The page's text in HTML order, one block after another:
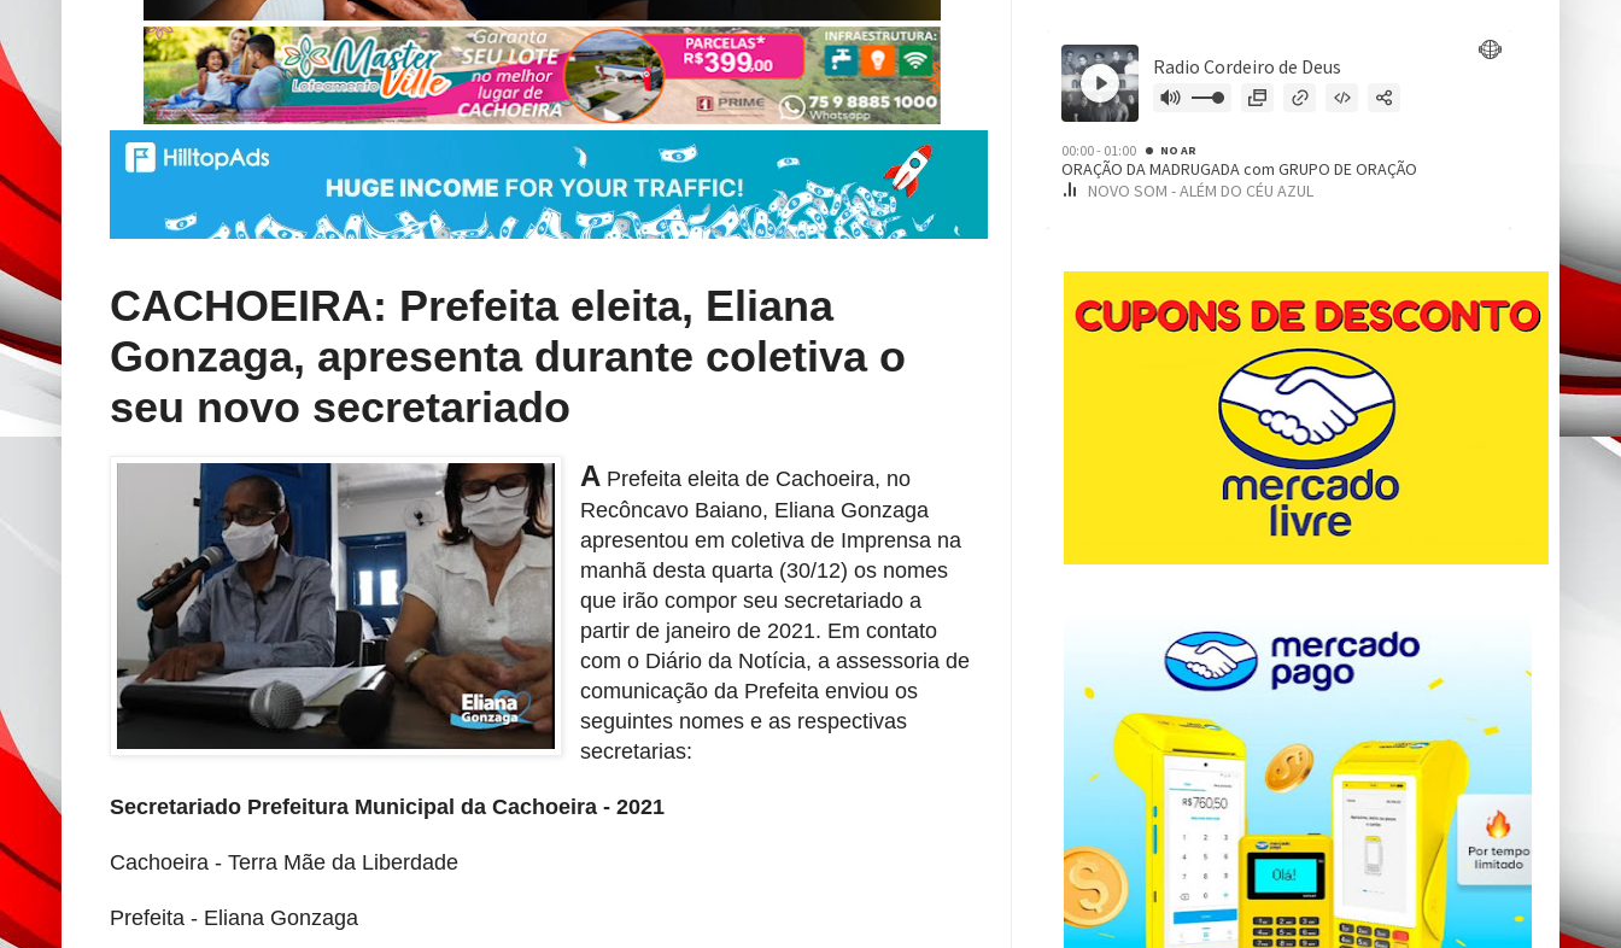
CACHOEIRA: Prefeita eleita, Eliana
Gonzaga, apresenta durante coletiva o
seu novo secretariado
A Prefeita eleita de Cachoeira, no
Recôncavo Baiano, Eliana Gonzaga
apresentou em coletiva de Imprensa na
manhã desta quarta (30/12) os nomes
que irão compor seu secretariado a
partir de janeiro de 2021. Em contato
com o Diário da Notícia, a assessoria de
comunicação da Prefeita enviou os
seguintes nomes e as respectivas
secretarias:
Secretariado Prefeitura Municipal da Cachoeira - 2021
Cachoeira - Terra Mãe da Liberdade
Prefeita - Eliana Gonzaga